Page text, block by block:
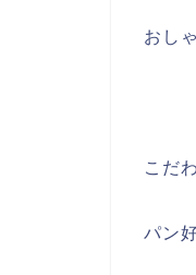
おし
こだ
パン